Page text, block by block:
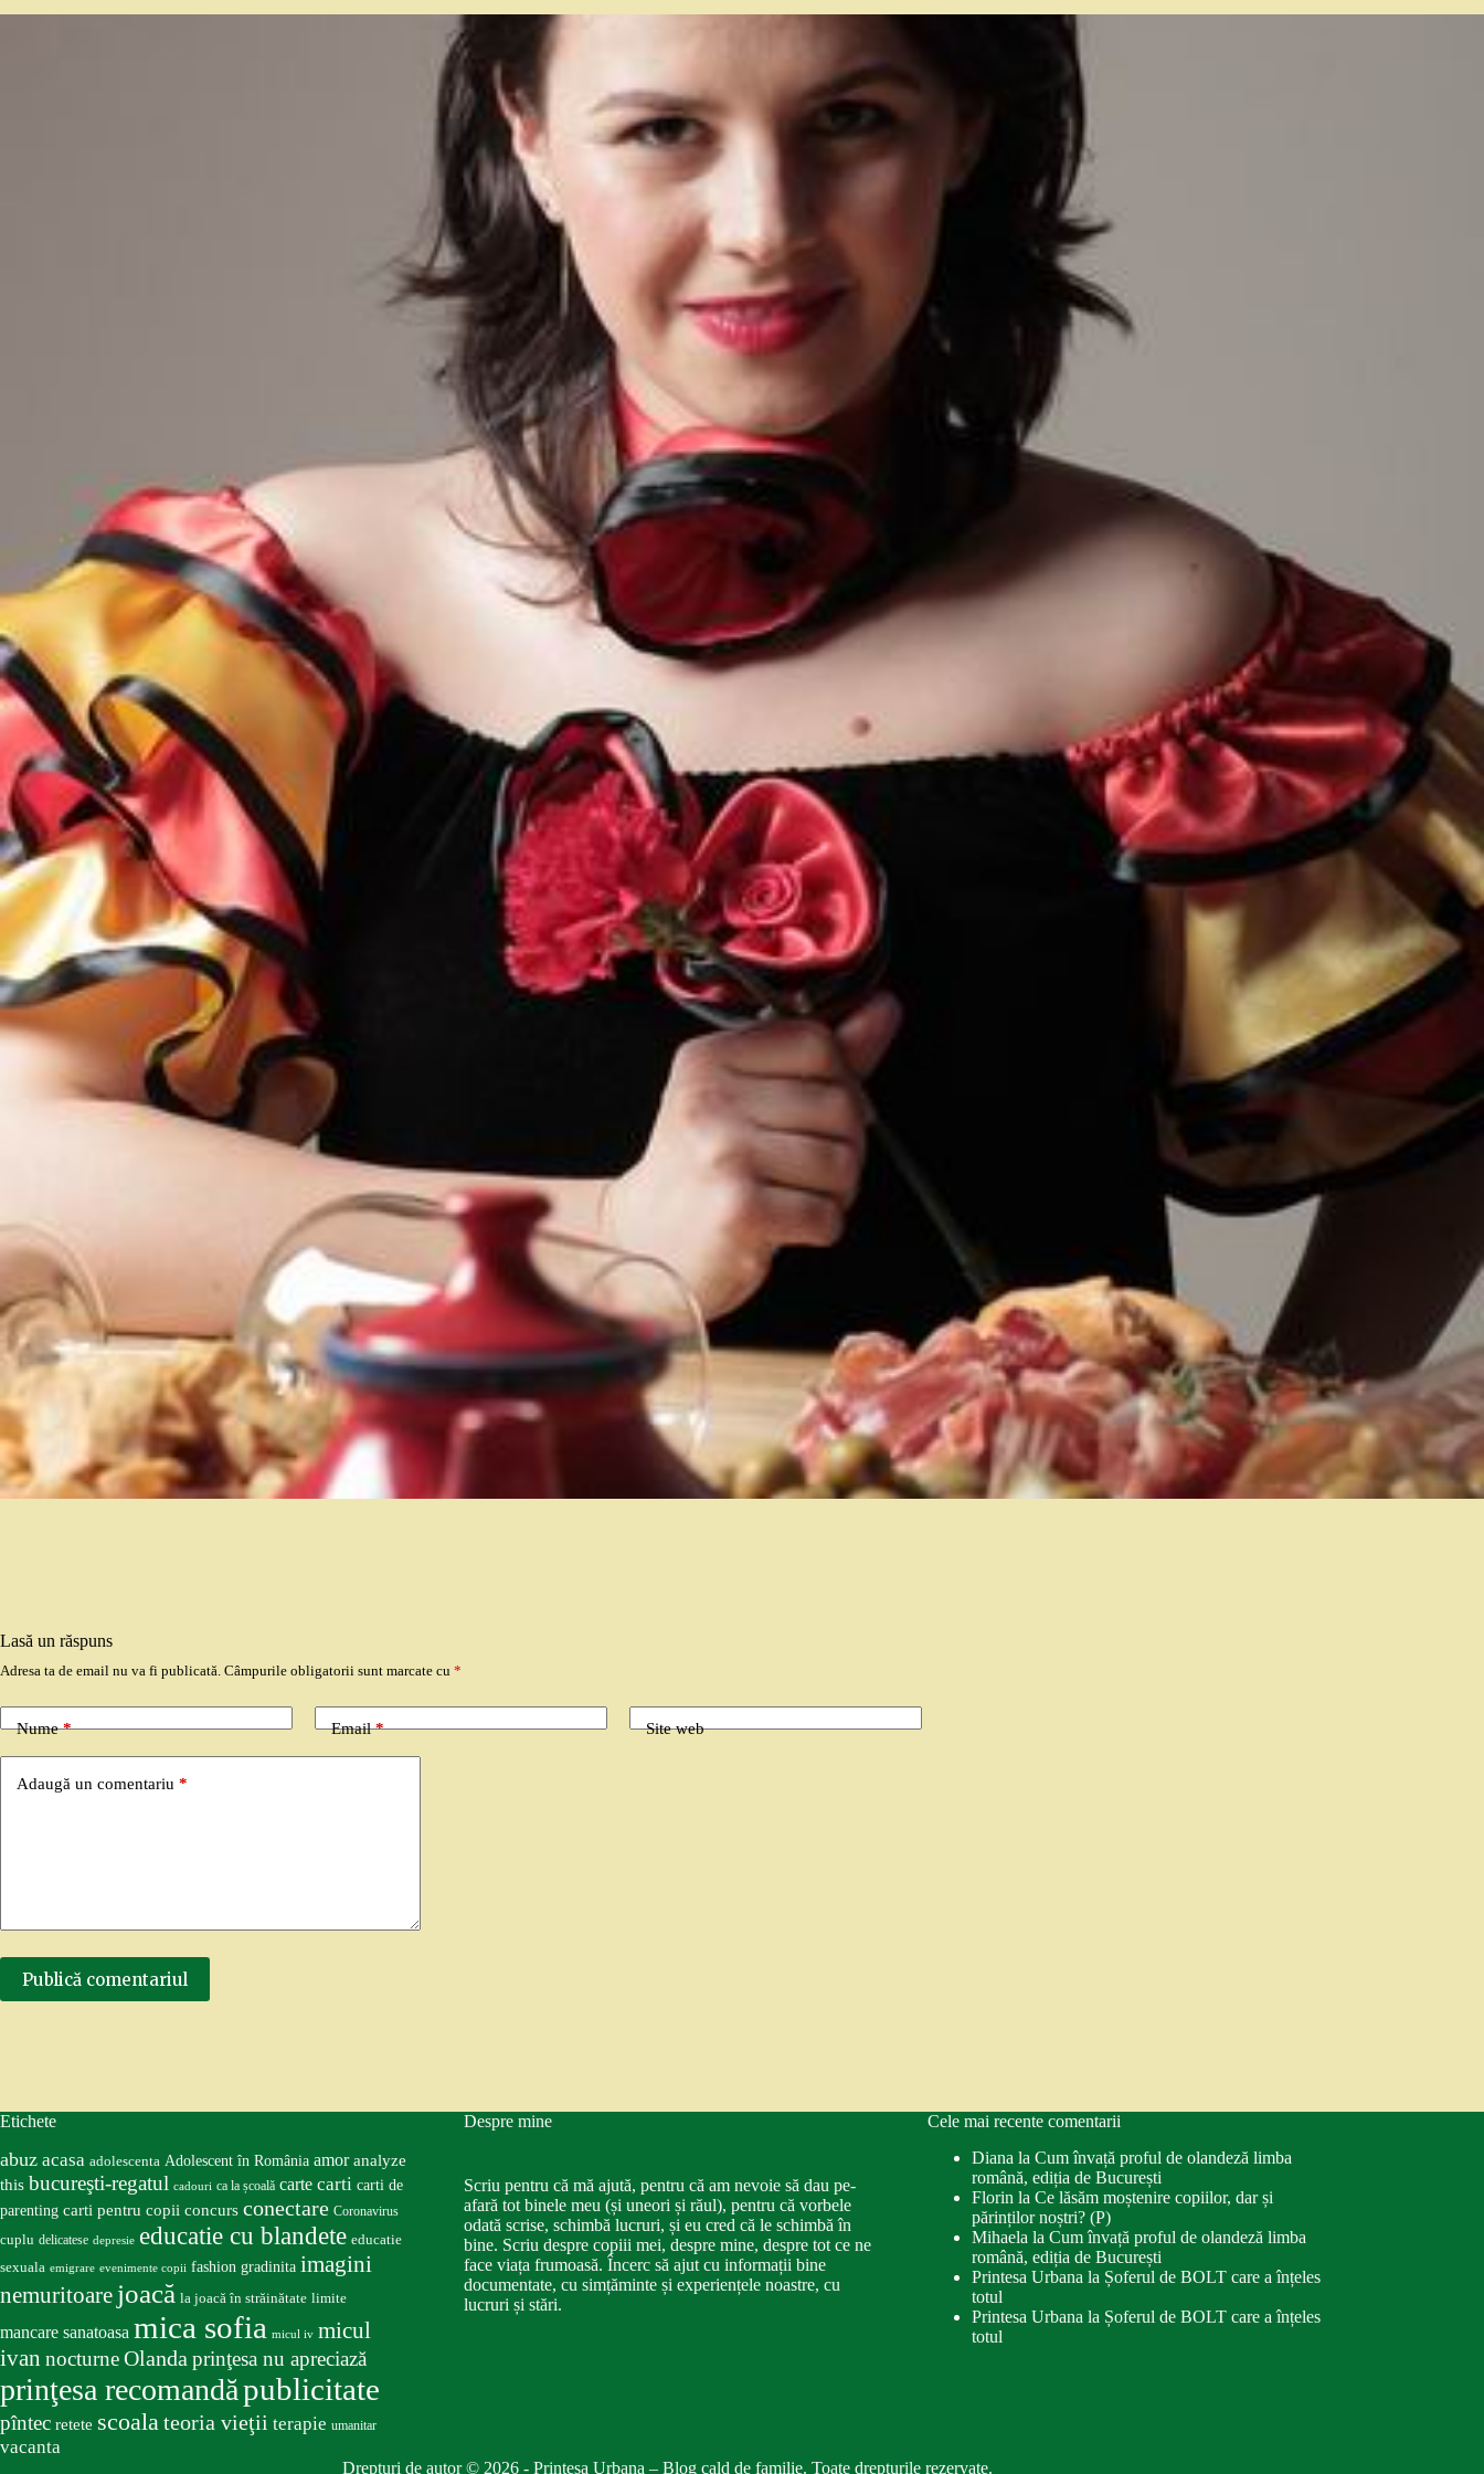
Lasă un răspuns
Adresa ta de email nu va fi publicată. Câmpurile obligatorii sunt marcate cu *
Nume* Email* Site web
Adaugă un comentariu *
Publică comentariul
Etichete
abuz acasa adolescenta Adolescent în România amor analyze
this bucureşti-regatul cadouri ca la școală carte carti carti de
parenting carti pentru copii concurs conectare Coronavirus
cuplu delicatese depresie educatie cu blandete educatie
sexuala emigrare evenimente copii fashion gradinita imagini
nemuritoare joacă la joacă în străinătate limite
mancare sanatoasa mica sofia micul iv micul
ivan nocturneOlanda prinţesa nu apreciază
prinţesa recomandăpublicitate
pîntec retete scoalateoria vieţii terapie umanitar
vacanta
Despre mine
Scriu pentru că mă ajută, pentru că am nevoie să dau pe-
afară tot binele meu (și uneori și răul), pentru că vorbele
odată scrise, schimbă lucruri, și eu cred că le schimbă în
bine. Scriu despre copiii mei, despre mine, despre tot ce ne
face viața frumoasă. Încerc să ajut cu informații bine
documentate, cu simțăminte și experiențele noastre, cu
lucruri și stări.
Cele mai recente comentarii
Diana la Cum învață proful de olandeză limba
română, ediția de București
Florin la Ce lăsăm moștenire copiilor, dar și
părinților noștri? (P)
Mihaela la Cum învață proful de olandeză limba
română, ediția de București
Printesa Urbana la Șoferul de BOLT care a înțeles
totul
Printesa Urbana la Șoferul de BOLT care a înțeles
totul
Drepturi de autor © 2026 - Printesa Urbana – Blog cald de familie. Toate drepturile rezervate.